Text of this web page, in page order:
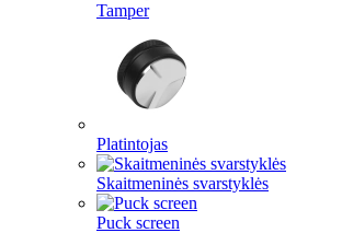
Tamper
Platintojas
Skaitmeninės svarstyklės
Puck screen